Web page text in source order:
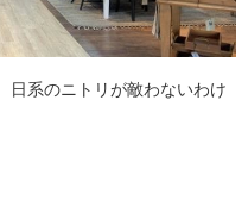
日系のニトリが敵わないわけ